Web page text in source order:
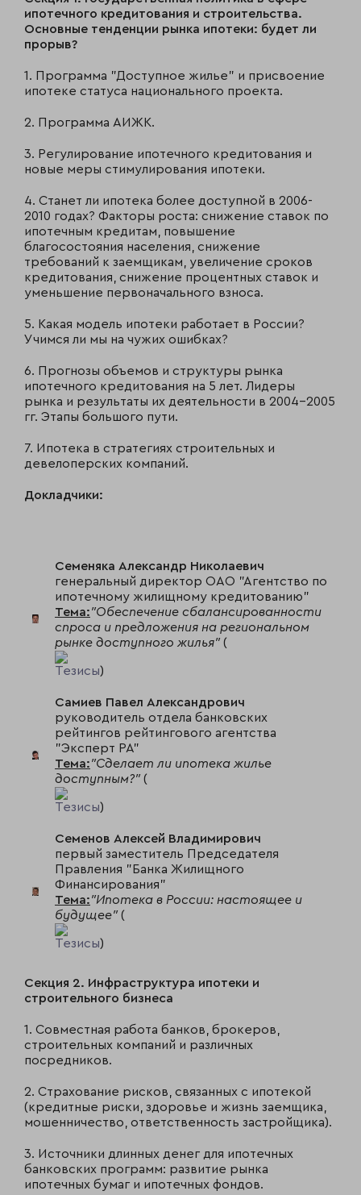
ипотечного кредитования и строительства.
Основные тенденции рынка ипотеки: будет ли
прорыв?
1. Программа "Доступное жилье" и присвоение
ипотеке статуса национального проекта.
2. Программа АИЖК.
3. Регулирование ипотечного кредитования и
новые меры стимулирования ипотеки.
4. Станет ли ипотека более доступной в 2006-
2010 годах? Факторы роста: снижение ставок по
ипотечным кредитам, повышение
благосостояния населения, снижение
требований к заемщикам, увеличение сроков
кредитования, снижение процентных ставок и
уменьшение первоначального взноса.
5. Какая модель ипотеки работает в России?
Учимся ли мы на чужих ошибках?
6. Прогнозы объемов и структуры рынка
ипотечного кредитования на 5 лет. Лидеры
рынка и результаты их деятельности в 2004-2005
гг. Этапы большого пути.
7. Ипотека в стратегиях строительных и
девелоперских компаний.
Докладчики:
Семеняка Александр Николаевич
генеральный директор ОАО "Агентство по
ипотечному жилищному кредитованию"
Тема:"Обеспечение сбалансированности
спроса и предложения на региональном
рынке доступного жилья" (
Тезисы)
Самиев Павел Александрович
руководитель отдела банковских
рейтингов рейтингового агентства
"Эксперт РА"
Тема:"Сделает ли ипотека жилье
доступным?" (
Тезисы)
Семенов Алексей Владимирович
первый заместитель Председателя
Правления "Банка Жилищного
Финансирования"
Тема:"Ипотека в России: настоящее и
будущее" (
Тезисы)
Секция 2. Инфраструктура ипотеки и
строительного бизнеса
1. Совместная работа банков, брокеров,
строительных компаний и различных
посредников.
2. Страхование рисков, связанных с ипотекой
(кредитные риски, здоровье и жизнь заемщика,
мошенничество, ответственность застройщика).
3. Источники длинных денег для ипотечных
банковских программ: развитие рынка
ипотечных бумаг и ипотечных фондов.